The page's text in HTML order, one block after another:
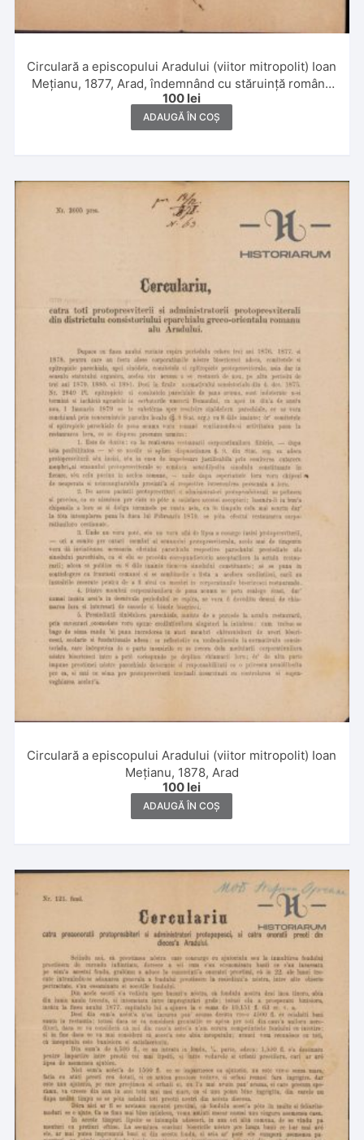
Circulară a episcopului Aradului (viitor mitropolit) Ioan
Mețianu, 1877, Arad, îndemnând cu stăruință românii
să își trimită copiii la școală, ca singura cale către
progres
100 lei
ADAUGĂ ÎN COȘ
Circulară a episcopului Aradului (viitor mitropolit) Ioan
Mețianu, 1878, Arad
100 lei
ADAUGĂ ÎN COȘ